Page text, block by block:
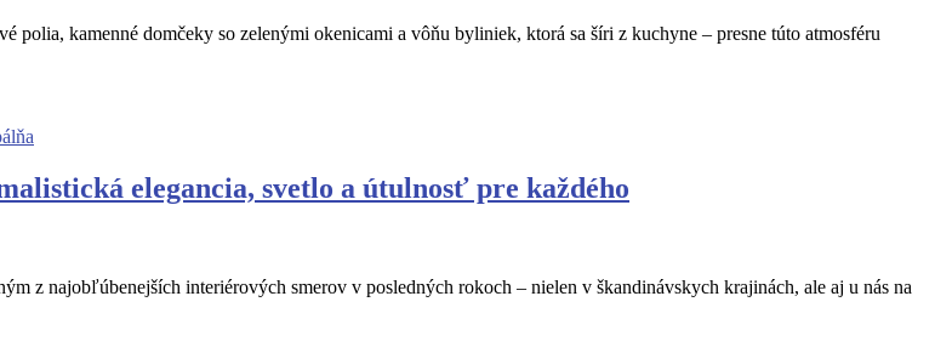
polia, kamenné domčeky so zelenými okenicami a vôňu byliniek, ktorá sa šíri z kuchyne – presne túto atmosféru
elegancia, svetlo a útulnosť pre každého
z najobľúbenejších interiérových smerov v posledných rokoch – nielen v škandinávskych krajinách, ale aj u nás na